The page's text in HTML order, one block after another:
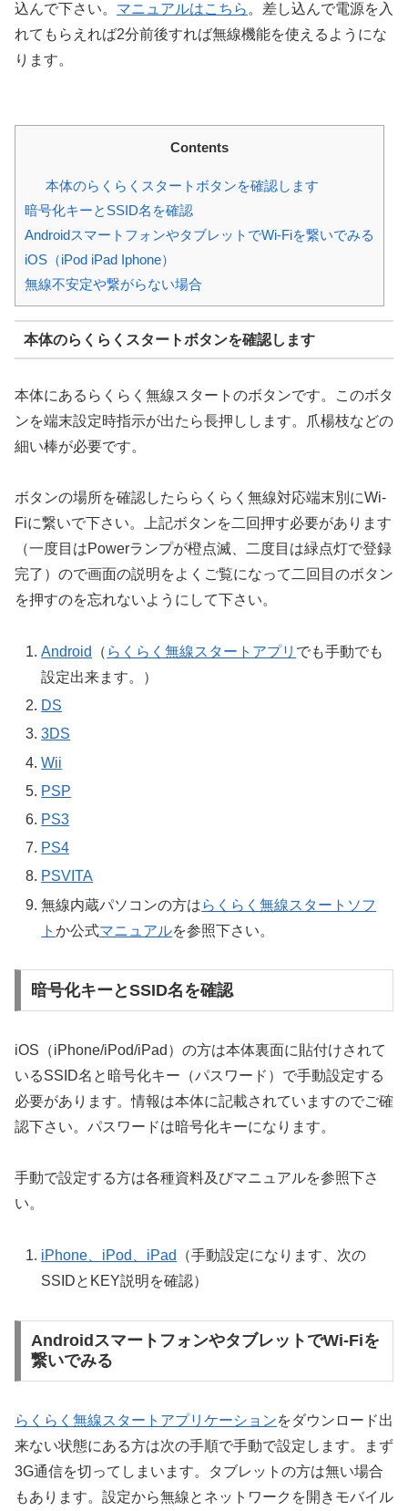
込んで下さい。 マニュアルはこちら 。差し込んで電源を入
れてもらえれば2分前後すれば無線機能を使えるようにな
ります。
Contents
本体のらくらくスタートボタンを確認します
暗号化キーとSSID名を確認
AndroidスマートフォンやタブレットでWi-Fiを繋いでみる
iOS（iPod iPad Iphone）
無線不安定や繋がらない場合
本体のらくらくスタートボタンを確認します
本体にあるらくらく無線スタートのボタンです。このボタ
ンを端末設定時指示が出たら長押しします。爪楊枝などの
細い棒が必要です。
ボタンの場所を確認したららくらく無線対応端末別にWi-
Fiに繋いで下さい。上記ボタンを二回押す必要があります
（一度目はPowerランプが橙点滅、二度目は緑点灯で登録
完了）ので画面の説明をよくご覧になって二回目のボタン
を押すのを忘れないようにして下さい。
Android （ らくらく無線スタートアプリ でも手動でも
設定出来ます。）
DS
3DS
Wii
PSP
PS3
PS4
PSVITA
無線内蔵パソコンの方はらくらく無線スタートソフ
トか公式マニュアルを参照下さい。
暗号化キーとSSID名を確認
iOS（iPhone/iPod/iPad）の方は本体裏面に貼付けされて
いるSSID名と暗号化キー（パスワード）で手動設定する
必要があります。情報は本体に記載されていますのでご確
認下さい。パスワードは暗号化キーになります。
手動で設定する方は各種資料及びマニュアルを参照下さ
い。
iPhone、iPod、iPad
（手動設定になります、次の
SSIDとKEY説明を確認）
AndroidスマートフォンやタブレットでWi-Fiを
繋いでみる
らくらく無線スタートアプリケーションをダウンロード出
来ない状態にある方は次の手順で手動で設定します。まず
3G通信を切ってしまいます。タブレットの方は無い場合
もあります。設定から無線とネットワークを開きモバイル